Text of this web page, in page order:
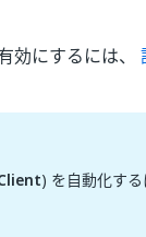
にするには、
) を自動化す